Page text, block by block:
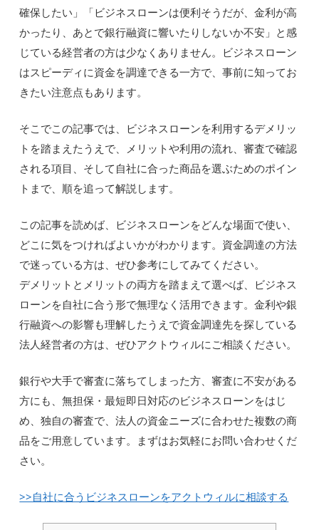
確保したい」「ビジネスローンは便利そうだが、金利が高
かったり、あとで銀行融資に響いたりしないか不安」と感
じている経営者の方は少なくありません。ビジネスローン
はスピーディに資金を調達できる一方で、事前に知ってお
きたい注意点もあります。
そこでこの記事では、ビジネスローンを利用するデメリッ
トを踏まえたうえで、メリットや利用の流れ、審査で確認
される項目、そして自社に合った商品を選ぶためのポイン
トまで、順を追って解説します。
この記事を読めば、ビジネスローンをどんな場面で使い、
どこに気をつければよいかがわかります。資金調達の方法
で迷っている方は、ぜひ参考にしてみてください。
デメリットとメリットの両方を踏まえて選べば、ビジネス
ローンを自社に合う形で無理なく活用できます。金利や銀
行融資への影響も理解したうえで資金調達先を探している
法人経営者の方は、ぜひアクトウィルにご相談ください。
銀行や大手で審査に落ちてしまった方、審査に不安がある
方にも、無担保・最短即日対応のビジネスローンをはじ
め、独自の審査で、法人の資金ニーズに合わせた複数の商
品をご用意しています。まずはお気軽にお問い合わせくだ
さい。
>>自社に合うビジネスローンをアクトウィルに相談する